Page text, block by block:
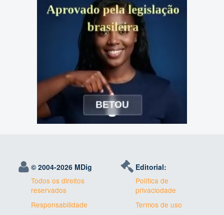
© 2004-2026 MDig
Todos os direitos
reservados
Responsabilidade
Editorial:
Política de
privaciodade
Termos de uso